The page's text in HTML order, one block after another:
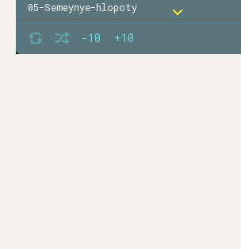
-10 +10
05-Semeynye-hlopoty
06-Velikiy-knyaz-Vladimir-Monomah
07-Hozyain-zemli-Suzdalskoy